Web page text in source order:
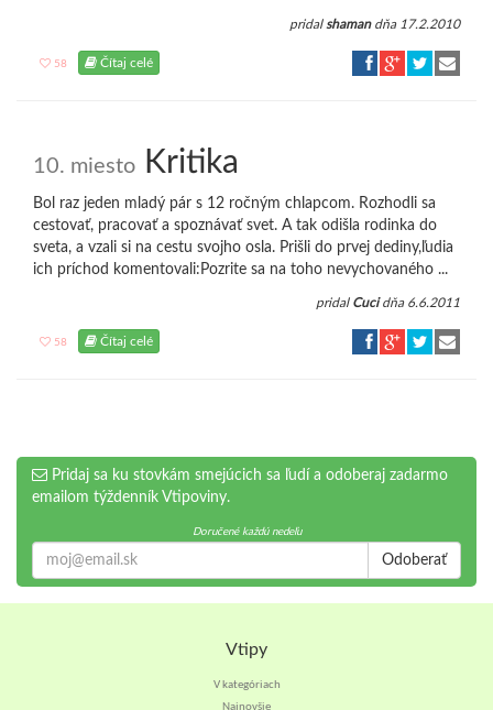
pridal shamandňa 17.2.2010
58 Čítaj celé
10. miesto Kritika
Bol raz jeden mladý pár s 12 ročným chlapcom. Rozhodli sa
cestovať, pracovať a spoznávať svet. A tak odišla rodinka do
sveta, a vzali si na cestu svojho osla. Prišli do prvej dediny,ľudia
ich príchod komentovali:Pozrite sa na toho nevychovaného ...
pridal Cucidňa 6.6.2011
58 Čítaj celé
Pridaj sa ku stovkám smejúcich sa ľudí a odoberaj zadarmo
emailom týždenník Vtipoviny.
Doručené každú nedeľu
Odoberať
Vtipy
V kategóriach
Najnovšie